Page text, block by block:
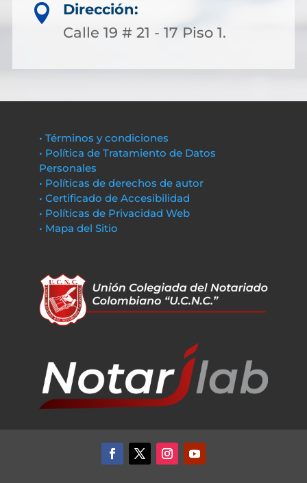

Dirección:
Calle 19 # 21 - 17 Piso 1.
• Términos y condiciones
• Política de Tratamiento de Datos
Personales
• Políticas de derechos de autor
• Certificado de Accesibilidad
• Políticas de Privacidad Web
• Mapa del Sitio